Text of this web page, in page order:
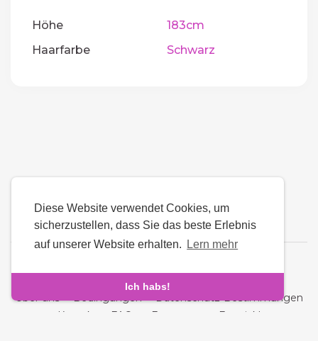
Diese Website verwendet Cookies, um
sicherzustellen, dass Sie das beste Erlebnis
auf unserer Website erhalten.
Lern mehr
Ich habs!
Höhe
183cm
Haarfarbe
Schwarz
Über uns-Bedingungen-Datenschutz-Bestimmungen
Kontakt FAQs Erstattung Entwickler